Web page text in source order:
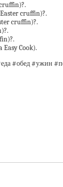
cruffin)?.
cruffin)?.
Cook).
#обед #ужин